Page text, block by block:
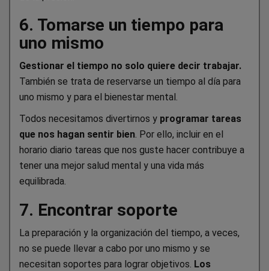
6. Tomarse un tiempo para
uno mismo
Gestionar el tiempo no solo quiere decir trabajar.
También se trata de reservarse un tiempo al día para
uno mismo y para el bienestar mental.
Todos necesitamos divertirnos y programar tareas
que nos hagan sentir bien. Por ello, incluir en el
horario diario tareas que nos guste hacer contribuye a
tener una mejor salud mental y una vida más
equilibrada.
7. Encontrar soporte
La preparación y la organización del tiempo, a veces,
no se puede llevar a cabo por uno mismo y se
necesitan soportes para lograr objetivos. Los